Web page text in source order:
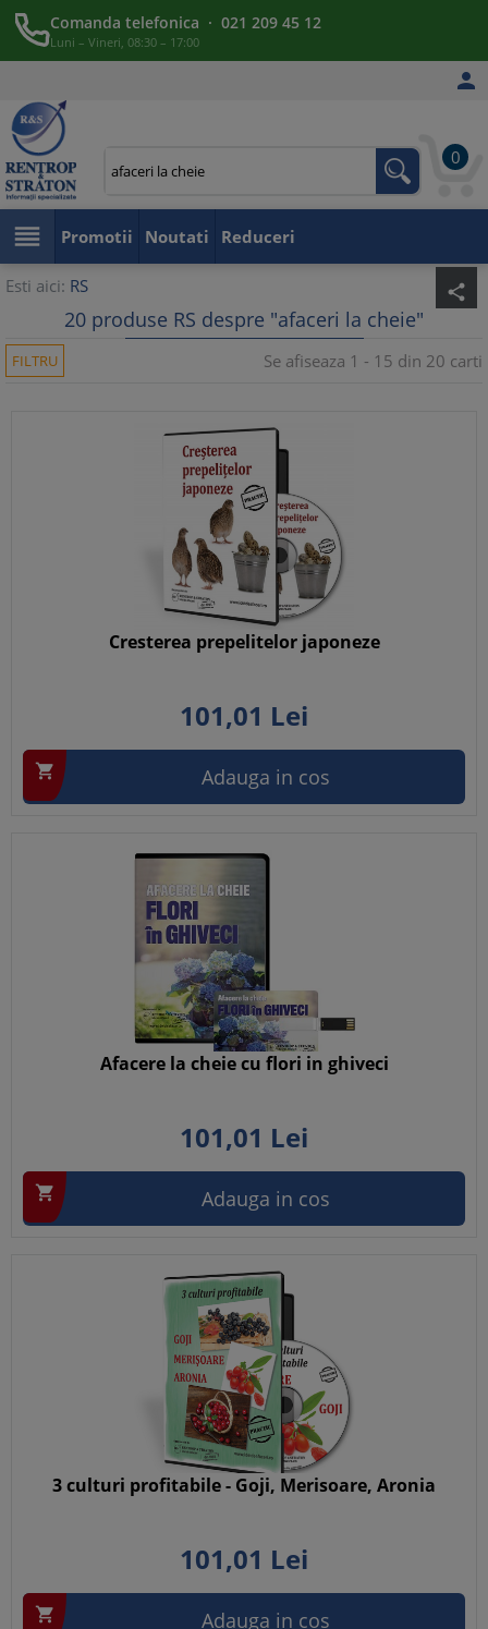
Comanda telefonica · 021 209 45 12
Luni – Vineri, 08:30 – 17:00

0
 Promotii Noutati Reduceri
Esti aici: RS share
20 produse RS despre "afaceri la cheie"
FILTRU Se afiseaza 1 - 15 din 20 carti
Cresterea prepelitelor japoneze
101,01 Lei
 Adauga in cos
Afacere la cheie cu flori in ghiveci
101,01 Lei
 Adauga in cos
3 culturi profitabile - Goji, Merisoare, Aronia
101,01 Lei
 Adauga in cos